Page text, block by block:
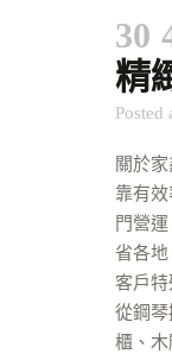
30
精
Posted
關於
靠有
門營
省各
客戶特
從鋼
櫃、